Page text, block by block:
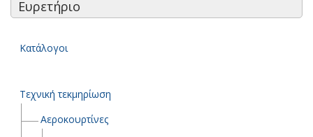
Ευρετήριο
Κατάλογοι
Τεχνική τεκμηρίωση
Αεροκουρτίνες